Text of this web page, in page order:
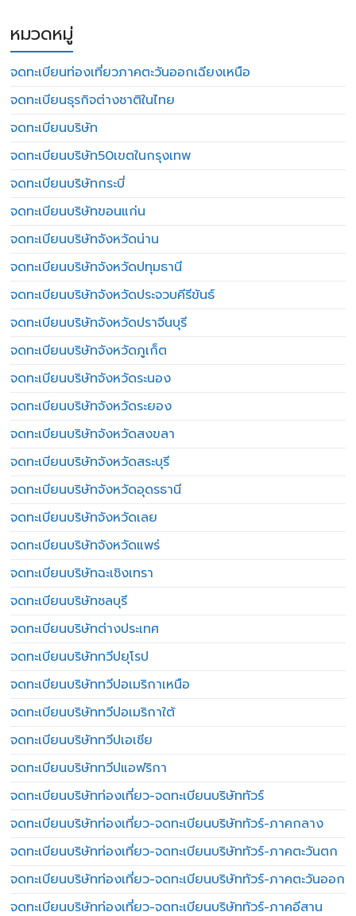
หมวดหมู่
จดทะเบียนท่องเที่ยวภาคตะวันออกเฉียงเหนือ
จดทะเบียนธุรกิจต่างชาติในไทย
จดทะเบียนบริษัท
จดทะเบียนบริษัท50เขตในกรุงเทพ
จดทะเบียนบริษัทกระบี่
จดทะเบียนบริษัทขอนแก่น
จดทะเบียนบริษัทจังหวัดน่าน
จดทะเบียนบริษัทจังหวัดปทุมธานี
จดทะเบียนบริษัทจังหวัดประจวบคีรีขันธ์
จดทะเบียนบริษัทจังหวัดปราจีนบุรี
จดทะเบียนบริษัทจังหวัดภูเก็ต
จดทะเบียนบริษัทจังหวัดระนอง
จดทะเบียนบริษัทจังหวัดระยอง
จดทะเบียนบริษัทจังหวัดสงขลา
จดทะเบียนบริษัทจังหวัดสระบุรี
จดทะเบียนบริษัทจังหวัดอุดรธานี
จดทะเบียนบริษัทจังหวัดเลย
จดทะเบียนบริษัทจังหวัดแพร่
จดทะเบียนบริษัทฉะเชิงเทรา
จดทะเบียนบริษัทชลบุรี
จดทะเบียนบริษัทต่างประเทศ
จดทะเบียนบริษัททวีปยุโรป
จดทะเบียนบริษัททวีปอเมริกาเหนือ
จดทะเบียนบริษัททวีปอเมริกาใต้
จดทะเบียนบริษัททวีปเอเชีย
จดทะเบียนบริษัททวีปแอฟริกา
จดทะเบียนบริษัทท่องเที่ยว-จดทะเบียนบริษัททัวร์
จดทะเบียนบริษัทท่องเที่ยว-จดทะเบียนบริษัททัวร์-ภาคกลาง
จดทะเบียนบริษัทท่องเที่ยว-จดทะเบียนบริษัททัวร์-ภาคตะวันตก
จดทะเบียนบริษัทท่องเที่ยว-จดทะเบียนบริษัททัวร์-ภาคตะวันออก
จดทะเบียนบริษัทท่องเที่ยว-จดทะเบียนบริษัททัวร์-ภาคอีสาน